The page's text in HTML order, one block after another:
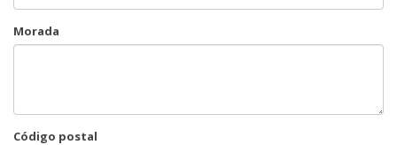
Morada
Código postal